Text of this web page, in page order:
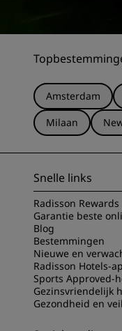
Amsterdam
Milaan
Snelle links
Radisson Rewards
Garantie beste
Blog
Bestemmingen
Nieuwe en
Radisson Hotels-
Sports Approved-
Gezinsvriendelijk
Gezondheid en